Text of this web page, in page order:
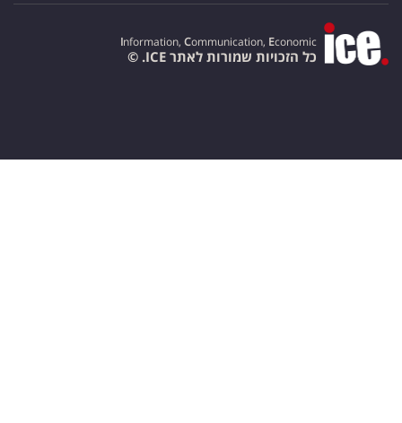
Information, Communication, Economic
כל הזכויות שמורות לאתר ICE. ©